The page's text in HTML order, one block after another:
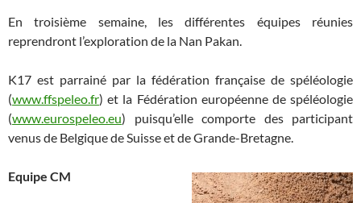
En troisième semaine, les différentes équipes réunies
reprendront l’exploration de la Nan Pakan.
K17 est parrainé par la fédération française de spéléologie
(www.ffspeleo.fr) et la Fédération européenne de spéléologie
(www.eurospeleo.eu) puisqu’elle comporte des participant
venus de Belgique de Suisse et de Grande-Bretagne.
Equipe CM